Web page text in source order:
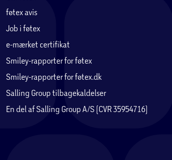
føtex avis
Job i føtex
e-mærket certifikat
Smiley-rapporter for føtex
Smiley-rapporter for føtex.dk
Salling Group tilbagekaldelser
En del af Salling Group A/S (CVR 35954716)